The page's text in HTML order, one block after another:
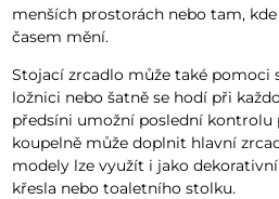
menších prostorách nebo tam,
časem mění.
Stojací zrcadlo může také pomoci
ložnici nebo šatně se hodí při
předsíni umožní poslední kontrolu
koupelně může doplnit hlavní
modely lze využít i jako
křesla nebo toaletního stolku.